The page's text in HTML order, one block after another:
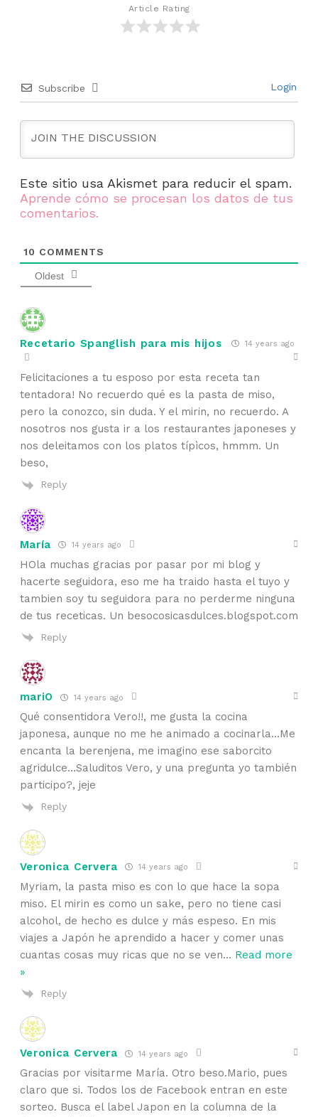
Article Rating
Subscribe Login
Este sitio usa Akismet para reducir el spam.
Aprende cómo se procesan los datos de tus
comentarios.
10 COMMENTS
Oldest
Recetario Spanglish para mis hijos 14 years ago
Felicitaciones a tu esposo por esta receta tan
tentadora! No recuerdo qué es la pasta de miso,
pero la conozco, sin duda. Y el mirin, no recuerdo. A
nosotros nos gusta ir a los restaurantes japoneses y
nos deleitamos con los platos típìcos, hmmm. Un
beso,
Reply
María 14 years ago
HOla muchas gracias por pasar por mi blog y
hacerte seguidora, eso me ha traido hasta el tuyo y
tambien soy tu seguidora para no perderme ninguna
de tus receticas. Un besocosicasdulces.blogspot.com
Reply
mariO 14 years ago
Qué consentidora Vero!!, me gusta la cocina
japonesa, aunque no me he animado a cocinarla…Me
encanta la berenjena, me imagino ese saborcito
agridulce…Saluditos Vero, y una pregunta yo también
participo?, jeje
Reply
Veronica Cervera 14 years ago
Myriam, la pasta miso es con lo que hace la sopa
miso. El mirin es como un sake, pero no tiene casi
alcohol, de hecho es dulce y más espeso. En mis
viajes a Japón he aprendido a hacer y comer unas
cuantas cosas muy ricas que no se ven… Read more
»
Reply
Veronica Cervera 14 years ago
Gracias por visitarme María. Otro beso.Mario, pues
claro que si. Todos los de Facebook entran en este
sorteo. Busca el label Japon en la columna de la